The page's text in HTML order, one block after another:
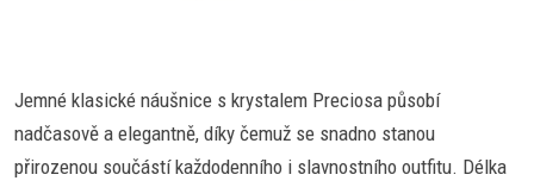
Jemné klasické náušnice s krystalem Preciosa působí
nadčasově a elegantně, díky čemuž se snadno stanou
přirozenou součástí každodenního i slavnostního outfitu. Délka